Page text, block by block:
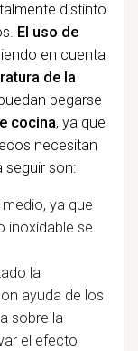
distinto
El uso de
en cuenta
de la
pegarse
cocina, ya que
necesitan
seguir son:
ya que
inoxidable se
la
ayuda de los
sobre la
el efecto